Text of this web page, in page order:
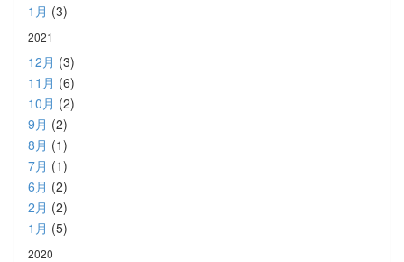
1月 (3)
2021
12月 (3)
11月 (6)
10月 (2)
9月 (2)
8月 (1)
7月 (1)
6月 (2)
2月 (2)
1月 (5)
2020